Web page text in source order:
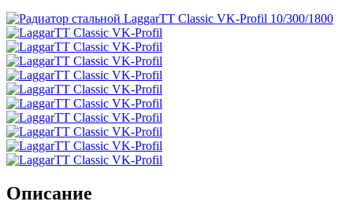
Описание